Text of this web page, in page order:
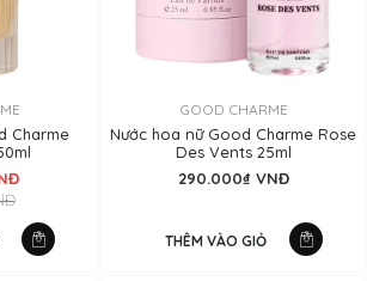
Charme
GOOD CHARME
Nước hoa nữ Good Charme Rose
Des Vents 25ml
290.000₫ VNĐ
THÊM VÀO GIỎ